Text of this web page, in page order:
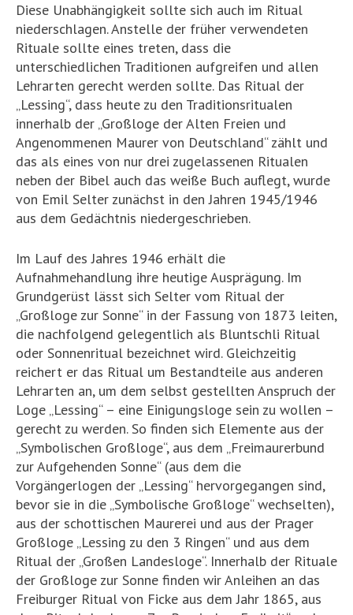
Diese Unabhängigkeit sollte sich auch im Ritual
niederschlagen. Anstelle der früher verwendeten
Rituale sollte eines treten, dass die
unterschiedlichen Traditionen aufgreifen und allen
Lehrarten gerecht werden sollte. Das Ritual der
„Lessing“, dass heute zu den Traditionsritualen
innerhalb der „Großloge der Alten Freien und
Angenommenen Maurer von Deutschland“ zählt und
das als eines von nur drei zugelassenen Ritualen
neben der Bibel auch das weiße Buch auflegt, wurde
von Emil Selter zunächst in den Jahren 1945/1946
aus dem Gedächtnis niedergeschrieben.
Im Lauf des Jahres 1946 erhält die
Aufnahmehandlung ihre heutige Ausprägung. Im
Grundgerüst lässt sich Selter vom Ritual der
„Großloge zur Sonne“ in der Fassung von 1873 leiten,
die nachfolgend gelegentlich als Bluntschli Ritual
oder Sonnenritual bezeichnet wird. Gleichzeitig
reichert er das Ritual um Bestandteile aus anderen
Lehrarten an, um dem selbst gestellten Anspruch der
Loge „Lessing“ – eine Einigungsloge sein zu wollen –
gerecht zu werden. So finden sich Elemente aus der
„Symbolischen Großloge“, aus dem „Freimaurerbund
zur Aufgehenden Sonne“ (aus dem die
Vorgängerlogen der „Lessing“ hervorgegangen sind,
bevor sie in die „Symbolische Großloge“ wechselten),
aus der schottischen Maurerei und aus der Prager
Großloge „Lessing zu den 3 Ringen“ und aus dem
Ritual der „Großen Landesloge“. Innerhalb der Rituale
der Großloge zur Sonne finden wir Anleihen an das
Freiburger Ritual von Ficke aus dem Jahr 1865, aus